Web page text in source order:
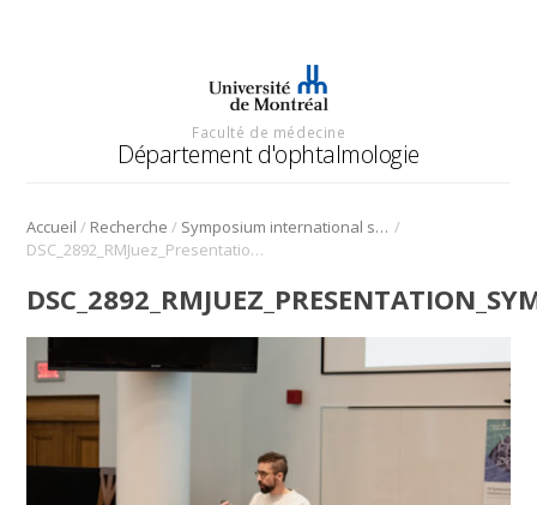
Faculté de médecine
Département d'ophtalmologie
Accueil / Recherche / Symposium international sur l’angiogenèse rétinienne et choroïdienne /
DSC_2892_RMJuez_Presentation_Symposium_Angio_2022